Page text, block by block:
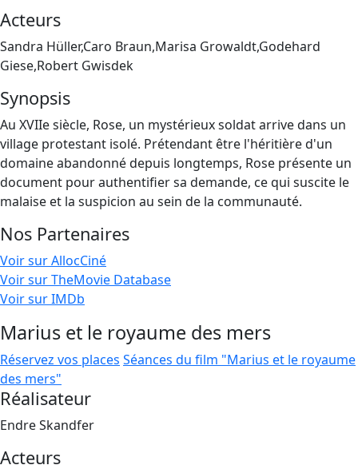
Acteurs
Sandra Hüller,Caro Braun,Marisa Growaldt,Godehard
Giese,Robert Gwisdek
Synopsis
Au XVIIe siècle, Rose, un mystérieux soldat arrive dans un
village protestant isolé. Prétendant être l'héritière d'un
domaine abandonné depuis longtemps, Rose présente un
document pour authentifier sa demande, ce qui suscite le
malaise et la suspicion au sein de la communauté.
Nos Partenaires
Voir sur AllocCiné
Voir sur TheMovie Database
Voir sur IMDb
Marius et le royaume des mers
Réservez vos places Séances du film "Marius et le royaume
des mers"
Réalisateur
Endre Skandfer
Acteurs